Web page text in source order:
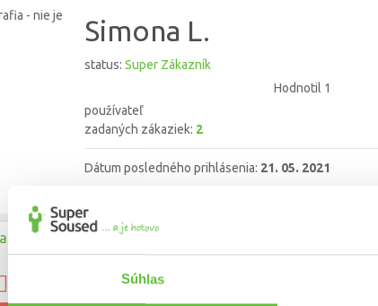
Súhlas
Simona L.
status: Super Zákazník
Hodnotil 1
používateľ
zadaných zákaziek: 2
Dátum posledného prihlásenia: 21. 05. 2021
urobili ostatní
Navrtanie obrazu